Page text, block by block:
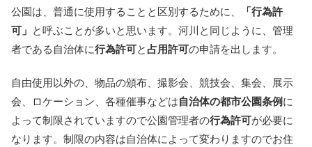
公園は、普通に使用することと区別するために、
「行為許
可」 と呼ぶことが多いと思います。河川と同じように、管理
者である自治体に行為許可と占用許可の申請を出します。
自由使用以外の、物品の頒布、撮影会、競技会、集会、展示
会、ロケーション、各種催事などは自治体の都市公園条例 に
よって制限されていますので公園管理者の行為許可が必要に
なります。制限の内容は自治体によって変わりますのでお住